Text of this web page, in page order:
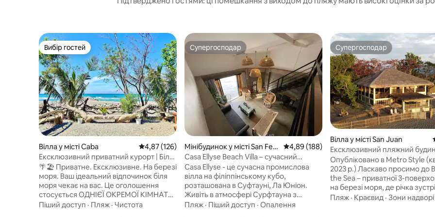
Вибір гостей
Вибір гостей
Вілла у місті Caba Середня оцінка: 4,87 з 5, відгуки: 126
4,87 (126)
Ексклюзивний приватний курорт | Біля
пляжу | Ла-Уньйон
🌴🏖️ Приватне. Ексклюзивне. На березі
моря. Ваш ідеальний відпочинок біля
моря чекає на вас. Це оголошення
стосується ОДНІЄЇ ОКРЕМОЇ КІМНАТИ.
Щоб забронювати додаткові номери та
Піший доступ · Пляж · Чистота
Супергосподар
Супергосподар
Мінібудинок у місті San Fer
nando
Середня оцінка: 4,89 з 5, відгуки: 188
4,89 (188)
Casa Ellyse Beach Villa – сучасний
індустріальний лофт
Casa Ellyse - це сучасна промислова
вілла на філіппінському кубо,
розташована в Суфтауні, Ла Юніон.
Живіть в атмосфері Сурфтауна з
прямим доступом до пляжу, в 1,2 км від
Пляж · Піший доступ · Опалення
Супергосподар
Супергосподар
Вілла у місті San Juan
Ексклюзивний пляжний
поблизу Вігана | Річка впадає
Опубліковано в Metro Style
2023 р.) Ласкаво просимо до Balay by
the Sea – приватної 3-
на березі моря, де річка
морем, в оточенні захопливих
Пляж · Краєвид · Зони надворі